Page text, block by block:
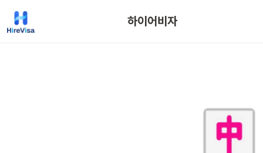
하이어비자